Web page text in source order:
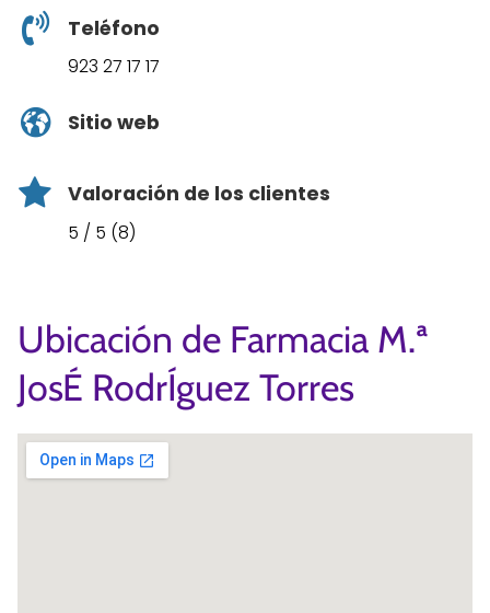
Teléfono
923 27 17 17
Sitio web
Valoración de los clientes
5 / 5 (8)
Ubicación de Farmacia M.ª
JosÉ RodrÍguez Torres